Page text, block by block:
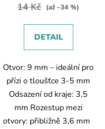
5
14 Kč (až –34 %)
DETAIL
Otvor: 9 mm – ideální pro
přízi o tloušťce 3-5 mm
Odsazení od kraje: 3,5
mm Rozestup mezi
otvory: přibližně 3,6 mm